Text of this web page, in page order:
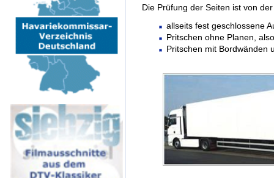
Die Prüfung der Seiten ist von
allseits fest geschlossene
Pritschen ohne Planen,
Pritschen mit Bordwänden